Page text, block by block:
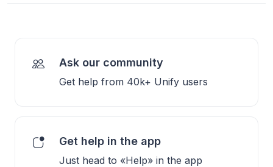
Ask our community
Get help from 40k+ Unify users
Get help in the app
Just head to «Help» in the app